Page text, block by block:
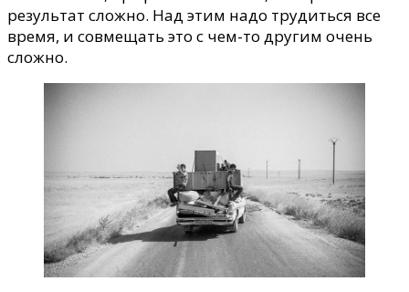
результат сложно. Над этим надо трудиться все
время, и совмещать это с чем-то другим очень
сложно.